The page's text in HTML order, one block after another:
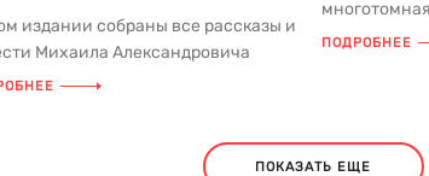
издании собраны все рассказы и
Михаила Александровича
— писателя, чье имя ст...
ПОДРОБНЕЕ
ПОКАЗАТЬ ЕЩЕ